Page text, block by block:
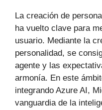
La creación de
ha vuelto clave para
usuario. Mediante la
personalidad, se
agente y las
armonía. En este
integrando Azure AI,
vanguardia de la